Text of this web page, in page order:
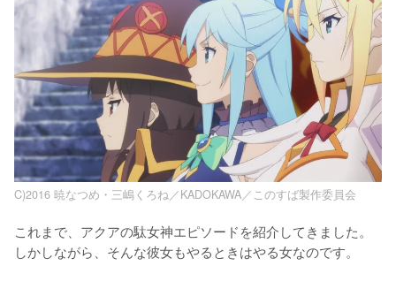
C)2016 暁なつめ・三嶋くろね／KADOKAWA／このすば製作委員会
これまで、アクアの駄女神エピソードを紹介してきました。
しかしながら、そんな彼女もやるときはやる女なのです。